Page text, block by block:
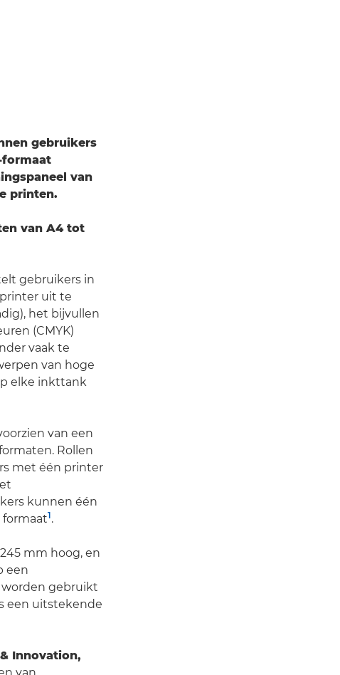
gebruikers
formaat
van
printen.
van A4 tot
gebruikers in
uit te
het bijvullen
(CMYK)
vaak te
van hoge
elke inkttank
van een
Rollen
met één printer
kunnen één
formaat1.
mm hoog, en
een
gebruikt
een uitstekende
Innovation,